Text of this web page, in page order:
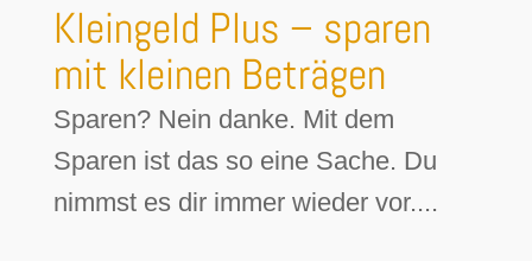
Kleingeld Plus – sparen
mit kleinen Beträgen
Sparen? Nein danke. Mit dem
Sparen ist das so eine Sache. Du
nimmst es dir immer wieder vor....